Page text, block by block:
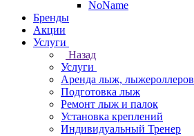
NoName
Бренды
Акции
Услуги
Назад
Услуги
Аренда лыж, лыжероллеров
Подготовка лыж
Ремонт лыж и палок
Установка креплений
Индивидуальный Тренер